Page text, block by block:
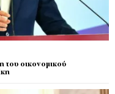
του οικονομικού